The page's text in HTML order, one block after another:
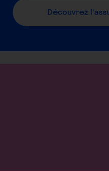
Découvrez